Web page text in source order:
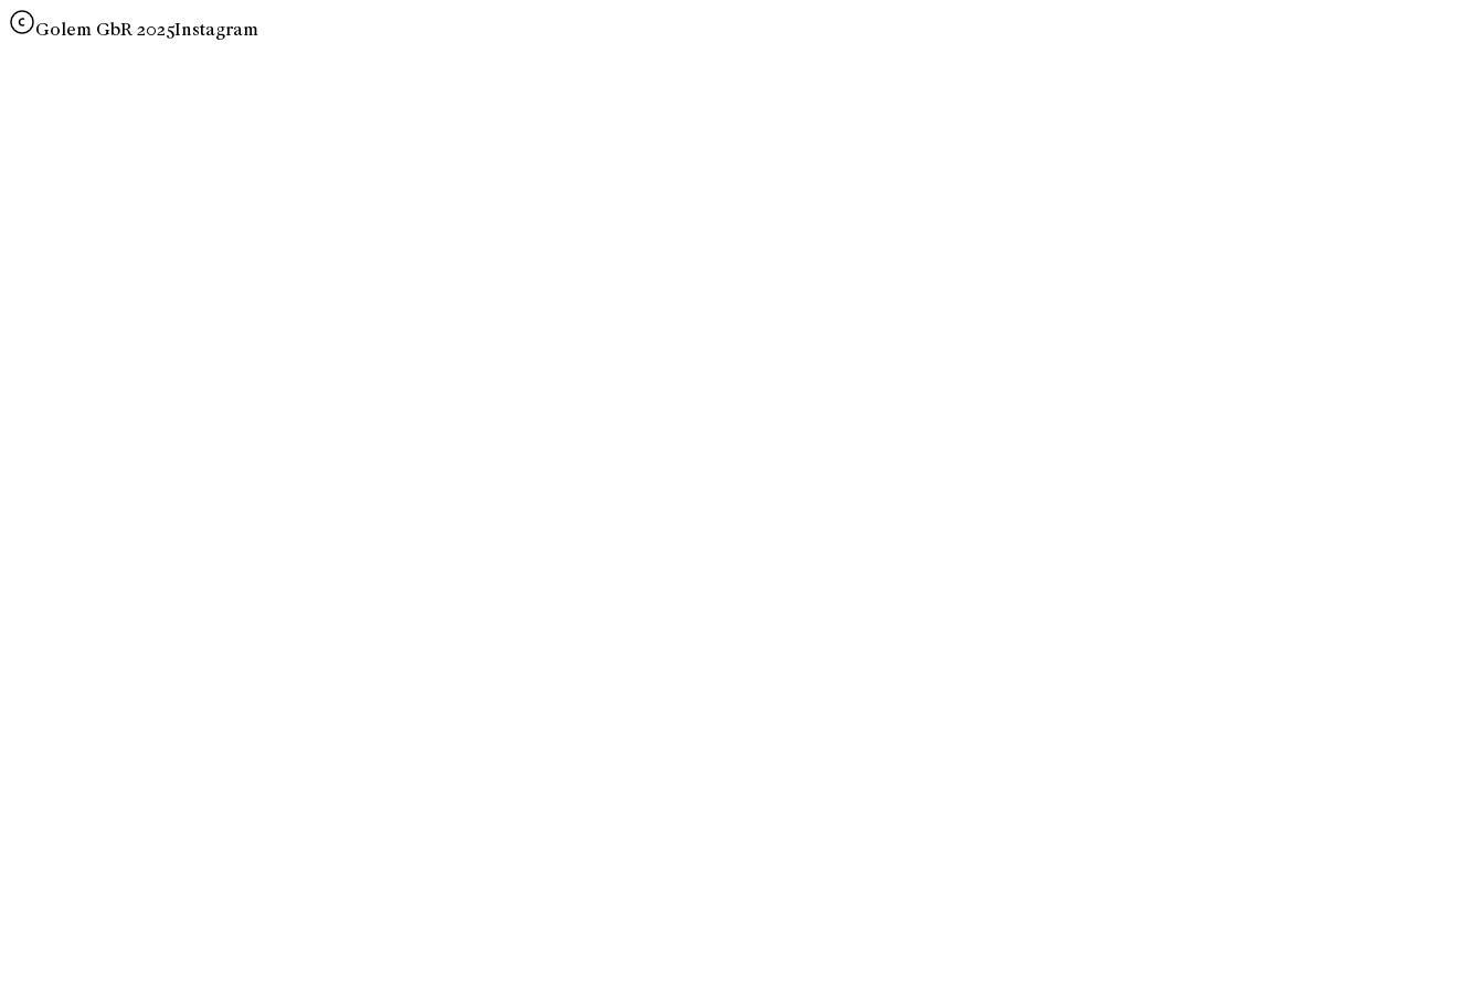
Golem GbR 2025Instagram